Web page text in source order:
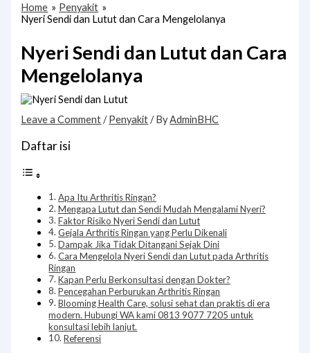
Home
Penyakit
Nyeri Sendi dan Lutut dan Cara Mengelolanya
Nyeri Sendi dan Lutut dan Cara
Mengelolanya
Leave a Comment /Penyakit/ ByAdminBHC
Daftar isi
Apa Itu Arthritis Ringan?
Mengapa Lutut dan Sendi Mudah Mengalami Nyeri?
Faktor Risiko Nyeri Sendi dan Lutut
Gejala Arthritis Ringan yang Perlu Dikenali
Dampak Jika Tidak Ditangani Sejak Dini
Cara Mengelola Nyeri Sendi dan Lutut pada Arthritis
Ringan
Kapan Perlu Berkonsultasi dengan Dokter?
Pencegahan Perburukan Arthritis Ringan
Blooming Health Care, solusi sehat dan praktis di era
modern. Hubungi WA kami 0813 9077 7205 untuk
konsultasi lebih lanjut.
Referensi